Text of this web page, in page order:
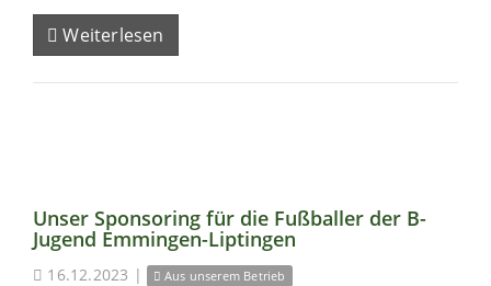
Weiterlesen
Unser Sponsoring für die Fußballer der B-
Jugend Emmingen-Liptingen
16.12.2023 | Aus unserem Betrieb